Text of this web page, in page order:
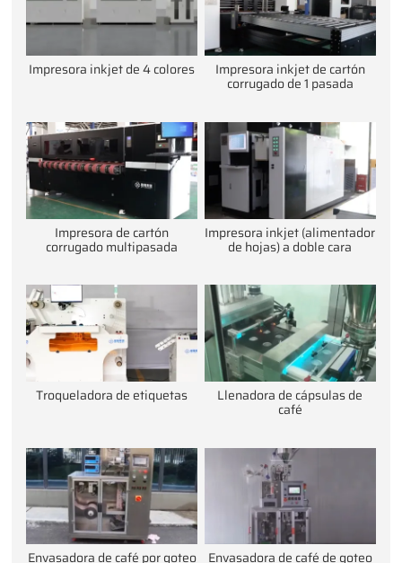
Impresora inkjet de 4 colores Impresora inkjet de cartón
corrugado de 1 pasada
Impresora de cartón
corrugado multipasada
Impresora inkjet (alimentador
de hojas) a doble cara
Troqueladora de etiquetas Llenadora de cápsulas de
café
Envasadora de café por goteo Envasadora de café de goteo